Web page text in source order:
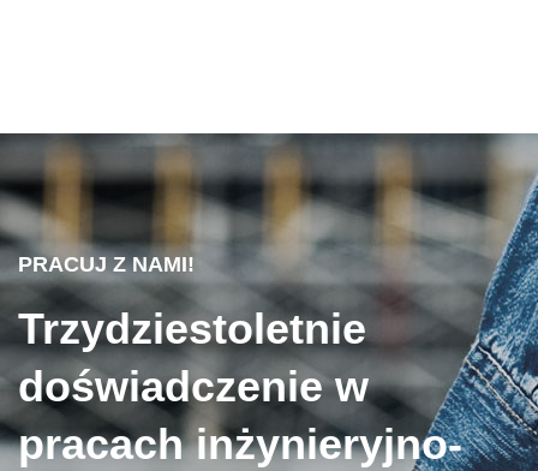
PRACUJ Z NAMI!
Trzydziestoletnie
doświadczenie w
pracach inżynieryjno-